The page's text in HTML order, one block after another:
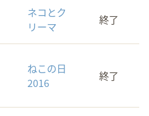
ネコとク
リーマ
終了
ねこの日
2016
終了